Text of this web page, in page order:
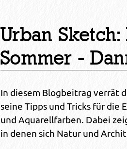
Urban
Sommer -
In diesem Blogbeitrag verrät
seine Tipps und Tricks für die
und Aquarellfarben. Dabei
in denen sich Natur und